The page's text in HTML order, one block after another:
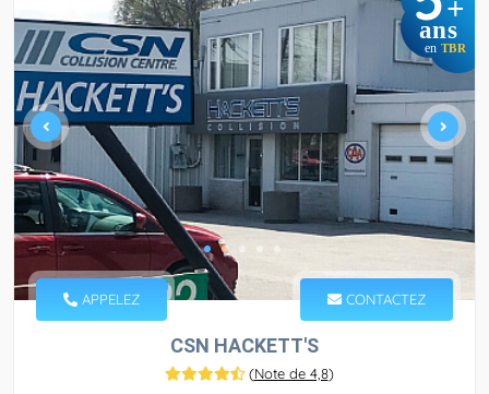
+
ans
en TBR
APPELEZ CONTACTEZ
CSN HACKETT'S
(Note de 4,8)